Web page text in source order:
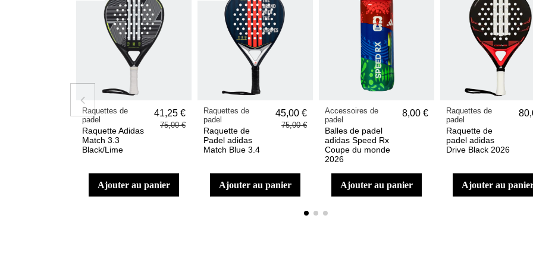
Raquettes de
padel
Raquette Adidas
Match 3.3
Black/Lime
41,25 €
75,00 €
ajouter au panier
Raquettes de
padel
Raquette de
Padel adidas
Match Blue 3.4
45,00 €
75,00 €
ajouter au panier
Accessoires de
padel
Balles de padel
adidas Speed Rx
Coupe du monde
2026
8,00 €
ajouter au panier
Raquettes de
padel
Raquette de
padel adidas
Drive Black 2026
ajouter au